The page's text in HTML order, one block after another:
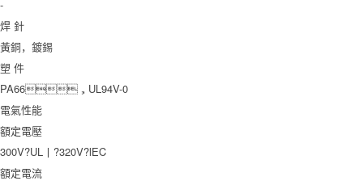
-
焊 針
黃銅，鍍錫
塑 件
PA66，UL94V-0
電氣性能
額定電壓
300V?UL丨?320V?lEC
額定電流